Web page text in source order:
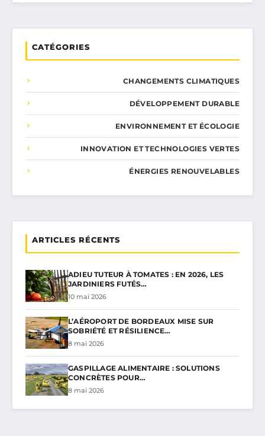
CATÉGORIES
CHANGEMENTS CLIMATIQUES
DÉVELOPPEMENT DURABLE
ENVIRONNEMENT ET ÉCOLOGIE
INNOVATION ET TECHNOLOGIES VERTES
ÉNERGIES RENOUVELABLES
ARTICLES RÉCENTS
ADIEU TUTEUR À TOMATES : EN 2026, LES
JARDINIERS FUTÉS…
10 mai 2026
L’AÉROPORT DE BORDEAUX MISE SUR
SOBRIÉTÉ ET RÉSILIENCE…
8 mai 2026
GASPILLAGE ALIMENTAIRE : SOLUTIONS
CONCRÈTES POUR…
8 mai 2026